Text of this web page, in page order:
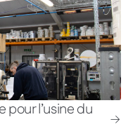
l’usine du